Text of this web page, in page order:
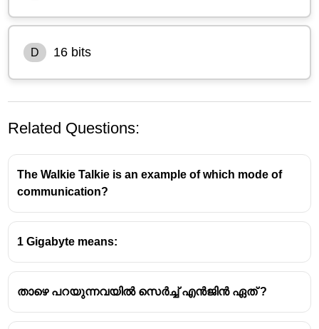
D 16 bits
Related Questions:
The Walkie Talkie is an example of which mode of
communication?
1 Gigabyte means:
താഴെ പറയുന്നവയിൽ സെർച്ച് എൻജിൻ ഏത് ?